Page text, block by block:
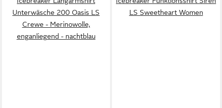
Unterwäsche 200 Oasis LS
Crewe - Merinowolle,
enganliegend - nachtblau
LS Sweetheart Women